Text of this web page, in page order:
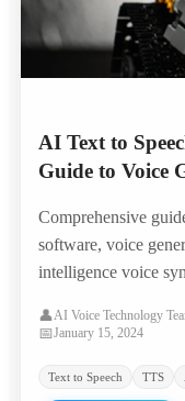
AI Text to
Guide to Voice
Comprehensive
software, voice
intelligence voice
👤AI Voice Technology
📅January 15, 2024
Text to Speech TTS